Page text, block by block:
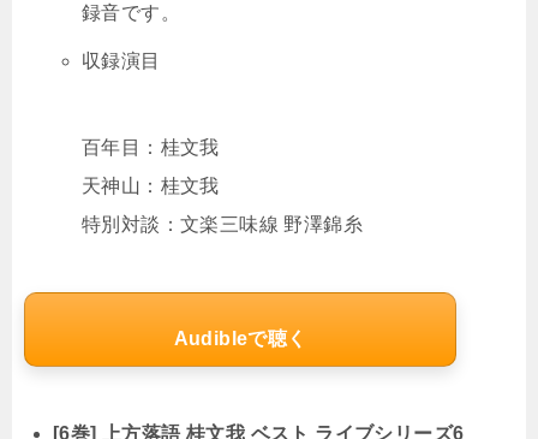
録音です。
収録演目
百年目：桂文我
天神山：桂文我
特別対談：文楽三味線 野澤錦糸
Audibleで聴く
[6巻] 上方落語 桂文我 ベスト ライブシリーズ6